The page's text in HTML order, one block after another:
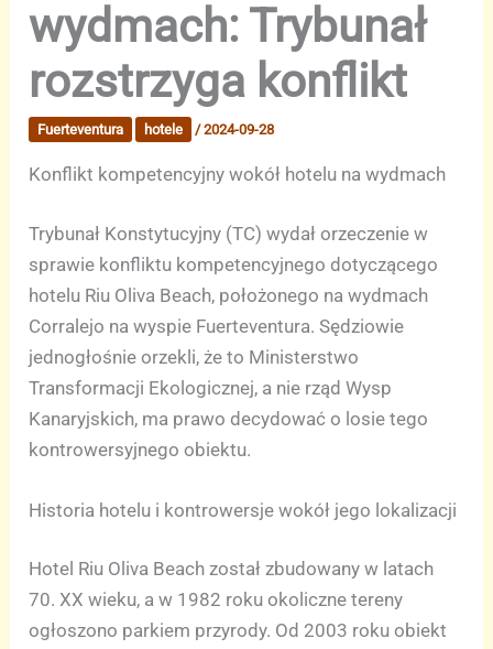
wydmach: Trybunał
rozstrzyga konflikt
Fuerteventura hotele /2024-09-28
Konflikt kompetencyjny wokół hotelu na wydmach
Trybunał Konstytucyjny (TC) wydał orzeczenie w
sprawie konfliktu kompetencyjnego dotyczącego
hotelu Riu Oliva Beach, położonego na wydmach
Corralejo na wyspie Fuerteventura. Sędziowie
jednogłośnie orzekli, że to Ministerstwo
Transformacji Ekologicznej, a nie rząd Wysp
Kanaryjskich, ma prawo decydować o losie tego
kontrowersyjnego obiektu.
Historia hotelu i kontrowersje wokół jego lokalizacji
Hotel Riu Oliva Beach został zbudowany w latach
70. XX wieku, a w 1982 roku okoliczne tereny
ogłoszono parkiem przyrody. Od 2003 roku obiekt